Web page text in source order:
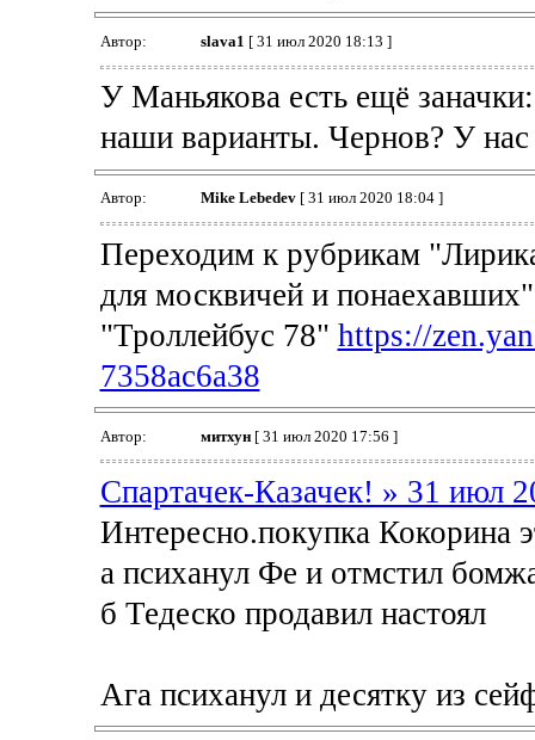
Автор: slava1 [ 31 июл 2020 18:13 ]
У Маньякова есть ещё
наши варианты. Чернов? У
Автор: Mike Lebedev[ 31 июл 2020 18:04 ]
Переходим к рубрикам
для москвичей и понаехавших"
"Троллейбус 78" https://
7358ac6a38
Автор: митхун[ 31 июл 2020 17:56 ]
Спартачек-Казачек! » 31 июл
Интересно.покупка Кокорина
а психанул Фе и отмстил
б Тедеско продавил настоял
Ага психанул и десятку из